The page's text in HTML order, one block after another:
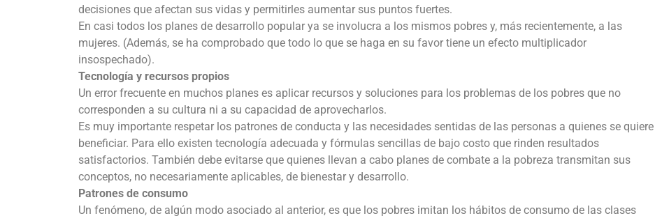
decisiones que afectan sus vidas y permitirles aumentar sus puntos fuertes.
En casi todos los planes de desarrollo popular ya se involucra a los mismos pobres y, más recientemente, a las
mujeres. (Además, se ha comprobado que todo lo que se haga en su favor tiene un efecto multiplicador
insospechado).
Tecnología y recursos propios
Un error frecuente en muchos planes es aplicar recursos y soluciones para los problemas de los pobres que no
corresponden a su cultura ni a su capacidad de aprovecharlos.
Es muy importante respetar los patrones de conducta y las necesidades sentidas de las personas a quienes se quiere
beneficiar. Para ello existen tecnología adecuada y fórmulas sencillas de bajo costo que rinden resultados
satisfactorios. También debe evitarse que quienes llevan a cabo planes de combate a la pobreza transmitan sus
conceptos, no necesariamente aplicables, de bienestar y desarrollo.
Patrones de consumo
Un fenómeno, de algún modo asociado al anterior, es que los pobres imitan los hábitos de consumo de las clases